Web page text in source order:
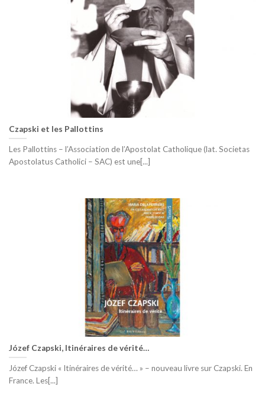
Czapski et les Pallottins
Les Pallottins – l’Association de l’Apostolat Catholique (lat. Societas
Apostolatus Catholici – SAC) est une[...]
Józef Czapski, Itinéraires de vérité…
Józef Czapski « Itinéraires de vérité… » – nouveau livre sur Czapski. En
France. Les[...]